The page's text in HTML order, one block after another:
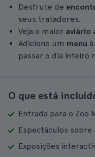
Desfrute de
seus tratadores.
Veja o maior aviário
Adicione um menu
passar o dia inteiro
O que está
Entrada para o Zoo
Espectáculos sobre
Exposições